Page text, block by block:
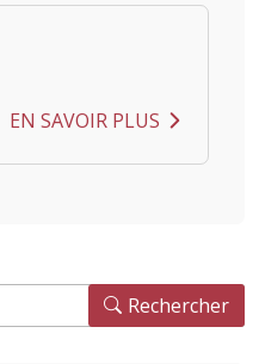
EN SAVOIR PLUS
Rechercher